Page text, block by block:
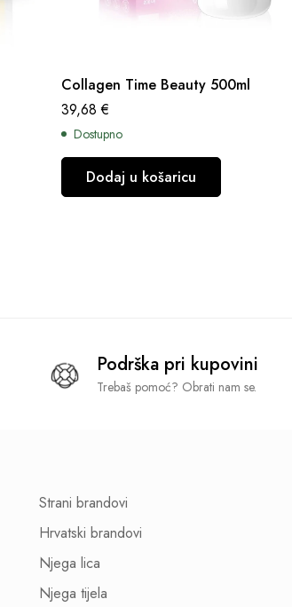
Collagen Time Beauty 500ml
39,68€
Dostupno
Dodaj u košaricu
Podrška pri kupovini
Trebaš pomoć? Obrati nam se.
Strani brandovi
Hrvatski brandovi
Njega lica
Njega tijela